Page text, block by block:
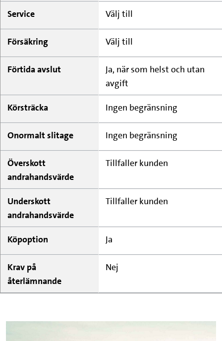
Service Välj till
Försäkring Välj till
Förtida avslut
Ja, när som helst och utan
avgift
Körsträcka Ingen begränsning
Onormalt slitage Ingen begränsning
Överskott
andrahandsvärde
Tillfaller kunden
Underskott
andrahandsvärde
Tillfaller kunden
Köpoption Ja
Krav på
återlämnande
Nej